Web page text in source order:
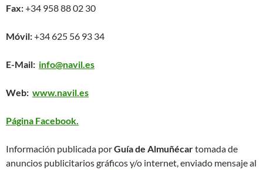
Fax:+34 958 88 02 30
Móvil:+34 625 56 93 34
E-Mail: info@navil.es
Web: www.navil.es
Página Facebook.
Información publicada porGuía de Almuñécartomada de
anuncios publicitarios gráficos y/o internet, enviado mensaje al